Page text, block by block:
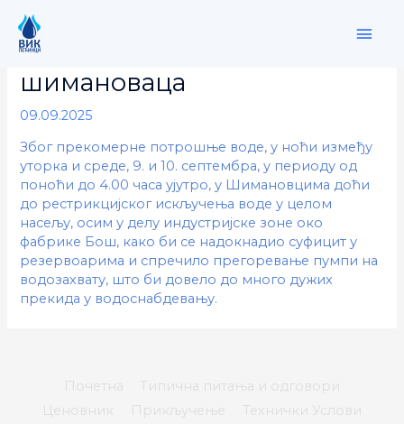
contentобавештење за мештане
шимановаца
09.09.2025
Због прекомерне потрошње воде, у ноћи између
уторка и среде, 9. и 10. септембра, у периоду од
поноћи до 4.00 часа ујутро, у Шимановцима доћи
до рестрикцијског искључења воде у целом
насељу, осим у делу индустријске зоне око
фабрике Бош, како би се надокнадио суфицит у
резервоарима и спречило прегоревање пумпи на
водозахвату, што би довело до много дужих
прекида у водоснабдевању.
Почетна
Типична питања и одговори
Ценовник
Прикључење
Технички Услови